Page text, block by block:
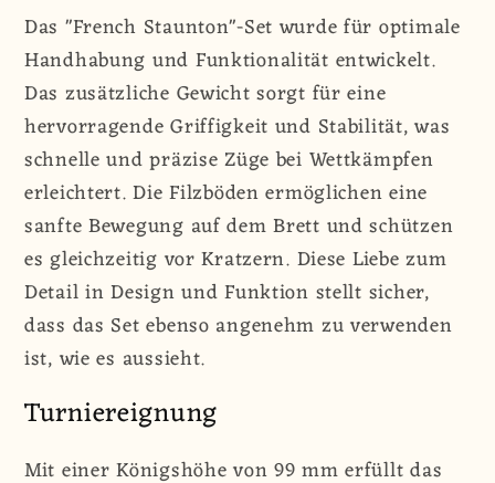
Das "French Staunton"-Set wurde für optimale
Handhabung und Funktionalität entwickelt.
Das zusätzliche Gewicht sorgt für eine
hervorragende Griffigkeit und Stabilität, was
schnelle und präzise Züge bei Wettkämpfen
erleichtert. Die Filzböden ermöglichen eine
sanfte Bewegung auf dem Brett und schützen
es gleichzeitig vor Kratzern. Diese Liebe zum
Detail in Design und Funktion stellt sicher,
dass das Set ebenso angenehm zu verwenden
ist, wie es aussieht.
Turniereignung
Mit einer Königshöhe von 99 mm erfüllt das